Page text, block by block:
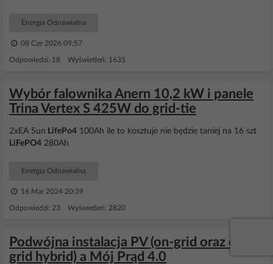
Energia Odnawialna
08 Cze 2026 09:57
Odpowiedzi: 18 Wyświetleń: 1635
Wybór falownika Anern 10,2 kW i panele
Trina Vertex S 425W do grid-tie
2xEA Sun LifePo4 100Ah ile to kosztuje nie będzie taniej na 16 szt
LiFePO4 280Ah
Energia Odnawialna
16 Mar 2024 20:39
Odpowiedzi: 23 Wyświetleń: 2820
Podwójna instalacja PV (on-grid oraz off-
grid hybrid) a Mój Prąd 4.0